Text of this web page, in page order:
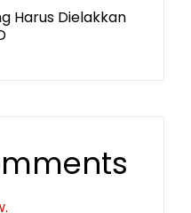
Harus Dielakkan